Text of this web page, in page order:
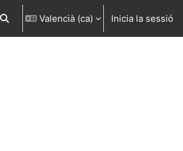
Commuta l'entrada de la cerca
Valencià ‎(ca)‎ Inicia la sessió